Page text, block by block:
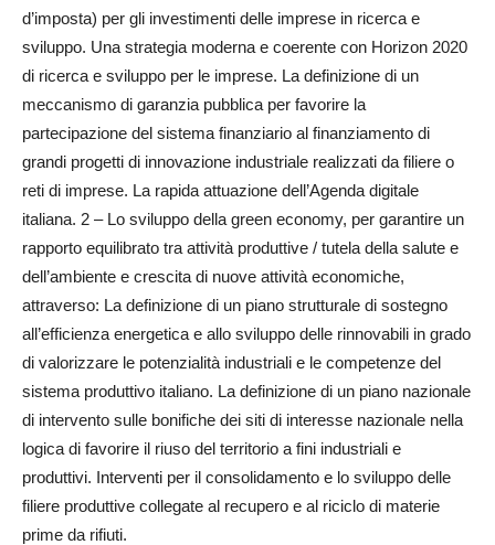
d’imposta) per gli investimenti delle imprese in ricerca e
sviluppo. Una strategia moderna e coerente con Horizon 2020
di ricerca e sviluppo per le imprese. La definizione di un
meccanismo di garanzia pubblica per favorire la
partecipazione del sistema finanziario al finanziamento di
grandi progetti di innovazione industriale realizzati da filiere o
reti di imprese. La rapida attuazione dell’Agenda digitale
italiana. 2 – Lo sviluppo della green economy, per garantire un
rapporto equilibrato tra attività produttive / tutela della salute e
dell’ambiente e crescita di nuove attività economiche,
attraverso: La definizione di un piano strutturale di sostegno
all’efficienza energetica e allo sviluppo delle rinnovabili in grado
di valorizzare le potenzialità industriali e le competenze del
sistema produttivo italiano. La definizione di un piano nazionale
di intervento sulle bonifiche dei siti di interesse nazionale nella
logica di favorire il riuso del territorio a fini industriali e
produttivi. Interventi per il consolidamento e lo sviluppo delle
filiere produttive collegate al recupero e al riciclo di materie
prime da rifiuti.